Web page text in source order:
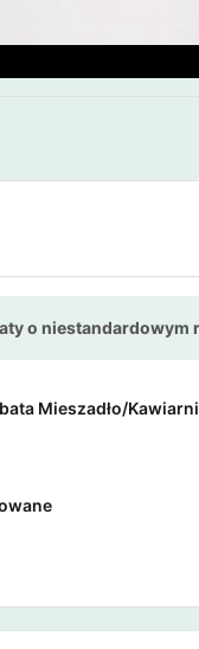
o niestandardowym
Mieszadło/